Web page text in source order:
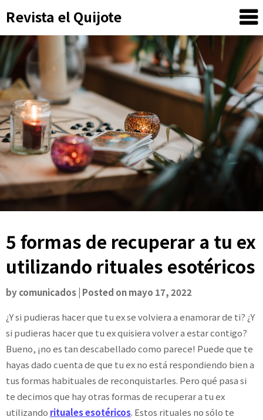
to
content
Revista el Quijote
5 formas de recuperar a tu ex
utilizando rituales esotéricos
bycomunicados Posted onmayo 17, 2022
¿Y si pudieras hacer que tu ex se volviera a enamorar de ti? ¿Y
si pudieras hacer que tu ex quisiera volver a estar contigo?
Bueno, ¡no es tan descabellado como parece! Puede que te
hayas dado cuenta de que tu ex no está respondiendo bien a
tus formas habituales de reconquistarles. Pero qué pasa si
te decimos que hay otras formas de recuperar a tu ex
utilizando rituales esotéricos. Estos rituales no sólo te